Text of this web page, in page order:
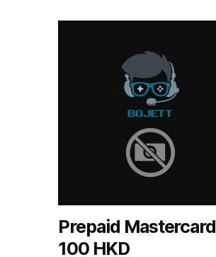
Prepaid Mastercard
100 HKD